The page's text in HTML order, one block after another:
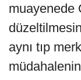
muayenede
aynı tıp